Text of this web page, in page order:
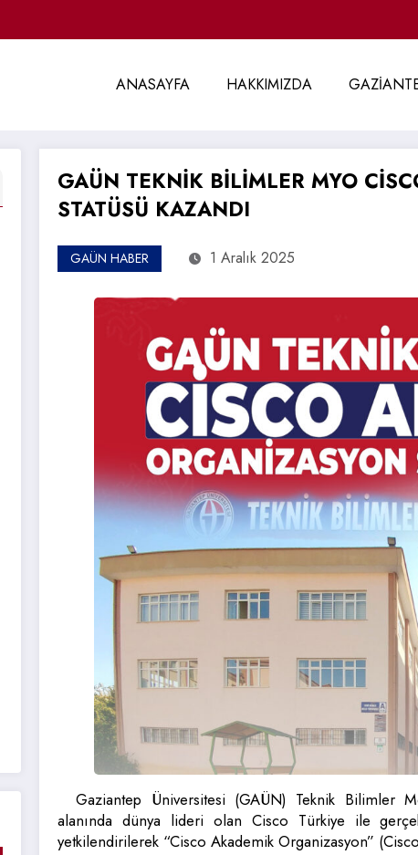
ANASAYFA HAKKIMIZDA
GAÜN TEKNİK BİLİMLER MYO
STATÜSÜ KAZANDI
GAÜN HABER 1 Aralık 2025
Gaziantep Üniversitesi (GAÜN) Teknik Bilimler
alanında dünya lideri olan Cisco Türkiye ile
yetkilendirilerek “Cisco Akademik Organizasyon”